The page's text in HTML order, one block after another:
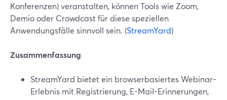
Konferenzen) veranstalten, können Tools wie Zoom,
Demio oder Crowdcast für diese speziellen
Anwendungsfälle sinnvoll sein. (StreamYard)
Zusammenfassung
StreamYard bietet ein browserbasiertes Webinar-
Erlebnis mit Registrierung, E-Mail-Erinnerungen,